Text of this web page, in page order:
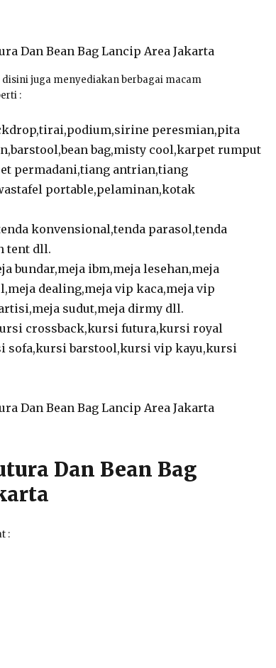
juga menyediakan berbagai macam
:
peresmian,pita
bag,misty cool,karpet rumput
permadani,tiang antrian,tiang
portable,pelaminan,kotak
konvensional,tenda parasol,tenda
tent dll.
bundar,meja ibm,meja lesehan,meja
dealing,meja vip kaca,meja vip
sudut,meja dirmy dll.
crossback,kursi futura,kursi royal
sofa,kursi barstool,kursi vip kayu,kursi
Dan Bean Bag
: